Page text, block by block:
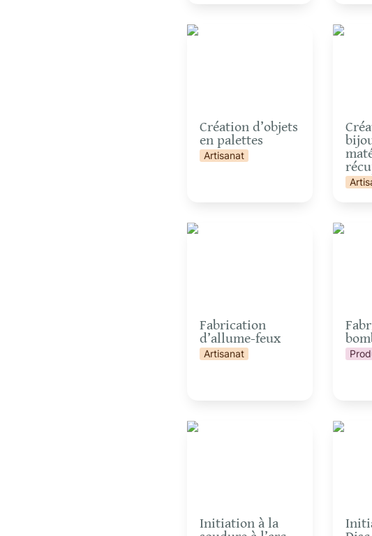
Création d’objets en
Création d’objets
en palettes
Artisanat
Fabrication d’allume-
Fabrication
d’allume-feux
Artisanat
Initiation à la soudure à
Initiation à la